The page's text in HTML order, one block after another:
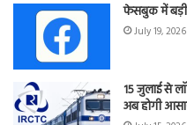
फेसबुक में बड़ी
July 19, 2026
15 जुलाई से
अब होगी